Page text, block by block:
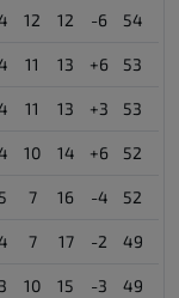
12 12 -6 54
11 13 +6 53
11 13 +3 53
10 14 +6 52
7 16 -4 52
7 17 -2 49
10 15 -3 49